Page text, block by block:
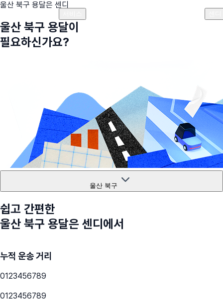
울산 북구 용달은 센디
울산 북구 용달이
필요하신가요?
울산 북구
쉽고 간편한
울산 북구 용달은 센디에서
누적 운송 거리
0123456789
0123456789